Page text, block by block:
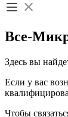
Все-
Здесь вы
Если у вас
Чтобы